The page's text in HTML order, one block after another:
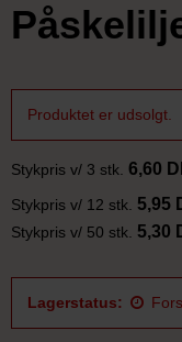
Produktet er udsolgt.
Stykpris v/ 3 stk. 6,60
Stykpris v/ 12 stk. 5,95
Stykpris v/ 50 stk. 5,30
Lagerstatus: